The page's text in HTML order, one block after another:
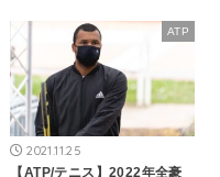
ATP
2021.11.25
【ATP/テニス】2022年全豪